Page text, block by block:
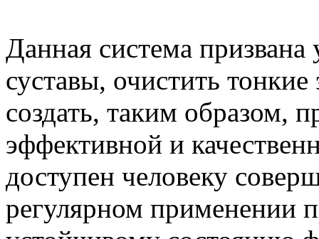
Данная система
суставы, очистить
создать, таким образом,
эффективной и
доступен человеку
регулярном применении